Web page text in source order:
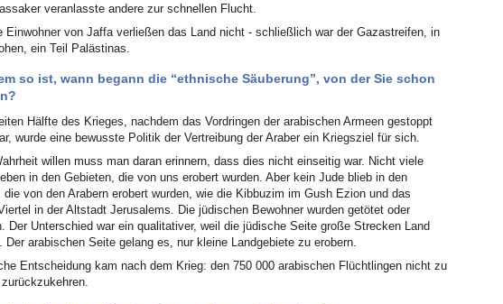
veranlasste andere zur schnellen Flucht.
Einwohner von Jaffa verließen das Land nicht - schließlich war der Gazastreifen, in
ein Teil Palästinas.
so ist, wann begann die “ethnische Säuberung”, von der Sie schon
Hälfte des Krieges, nachdem das Vordringen der arabischen Armeen gestoppt
wurde eine bewusste Politik der Vertreibung der Araber ein Kriegsziel für sich.
willen muss man daran erinnern, dass dies nicht einseitig war. Nicht viele
in den Gebieten, die von uns erobert wurden. Aber kein Jude blieb in den
die von den Arabern erobert wurden, wie die Kibbuzim im Gush Ezion und das
in der Altstadt Jerusalems. Die jüdischen Bewohner wurden getötet oder
Der Unterschied war ein qualitativer, weil die jüdische Seite große Strecken Land
Der arabischen Seite gelang es, nur kleine Landgebiete zu erobern.
Entscheidung kam nach dem Krieg: den 750 000 arabischen Flüchtlingen nicht zu